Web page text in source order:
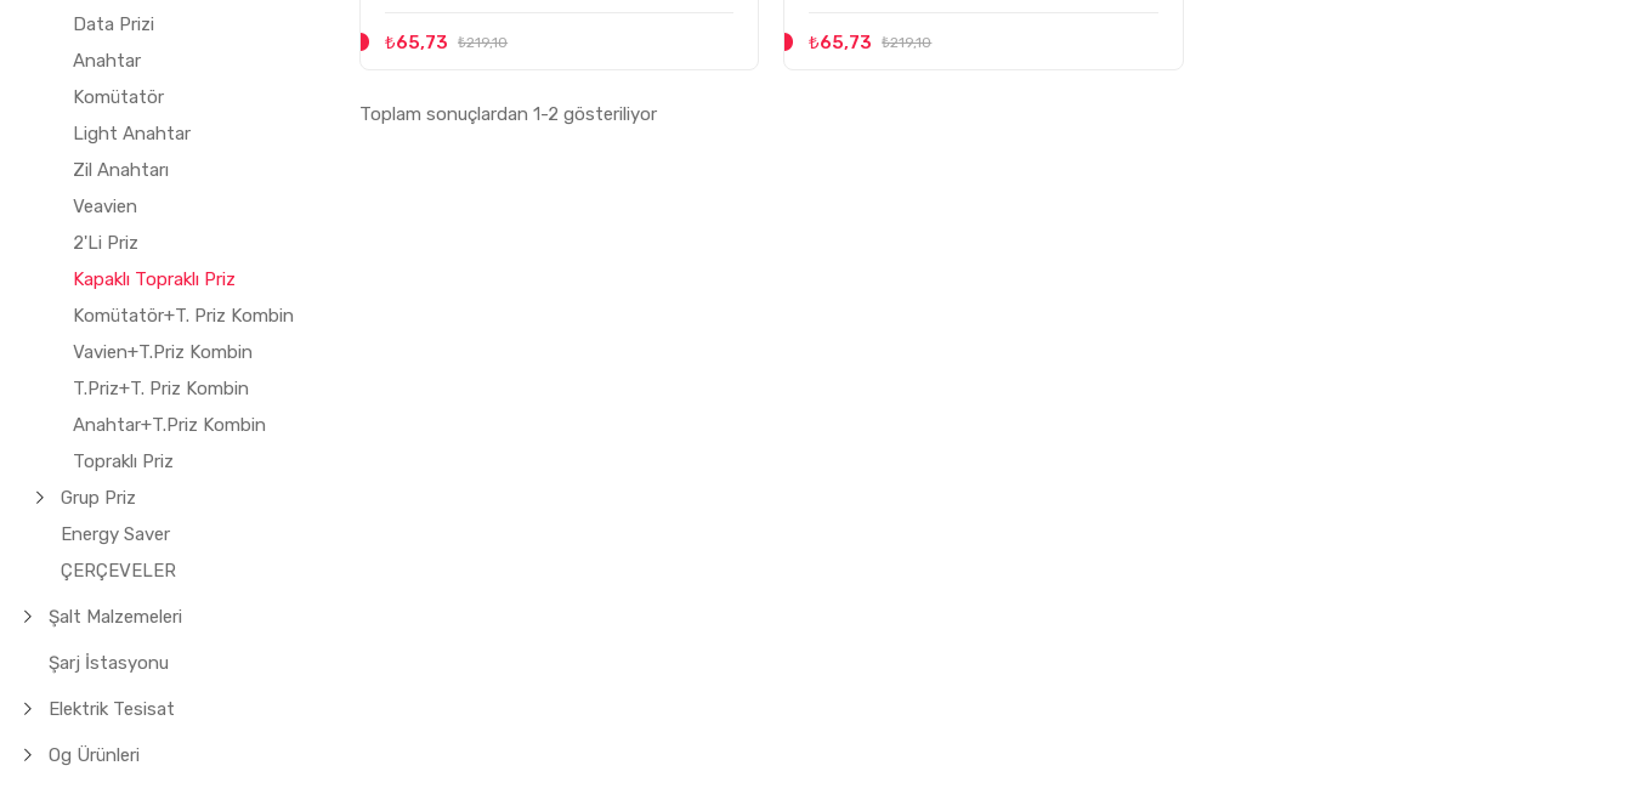
Data Prizi
Anahtar
Komütatör
Light Anahtar
Zil Anahtarı
Veavien
2'Li Priz
Kapaklı Topraklı Priz
Komütatör+T. Priz Kombin
Vavien+T.Priz Kombin
T.Priz+T. Priz Kombin
Anahtar+T.Priz Kombin
Topraklı Priz
Grup Priz
Energy Saver
ÇERÇEVELER
Şalt Malzemeleri
Şarj İstasyonu
Elektrik Tesisat
Og Ürünleri
₺65,73 ₺219,10 ₺65,73 ₺219,10
Toplam sonuçlardan 1-2 gösteriliyor